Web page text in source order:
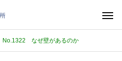
No.1322 なぜ壁があるのか